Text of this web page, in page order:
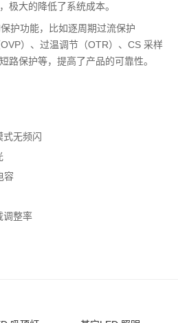
极大的降低了系统成本。
护功能，比如逐周期过流保护
）、过温调节（OTR）、CS 采样
路保护等，提高了产品的可靠性。
无频闪
容
调整率